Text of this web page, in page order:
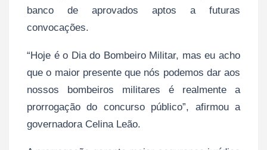
banco de aprovados aptos a futuras
convocações.
“Hoje é o Dia do Bombeiro Militar, mas eu acho
que o maior presente que nós podemos dar aos
nossos bombeiros militares é realmente a
prorrogação do concurso público”, afirmou a
governadora Celina Leão.